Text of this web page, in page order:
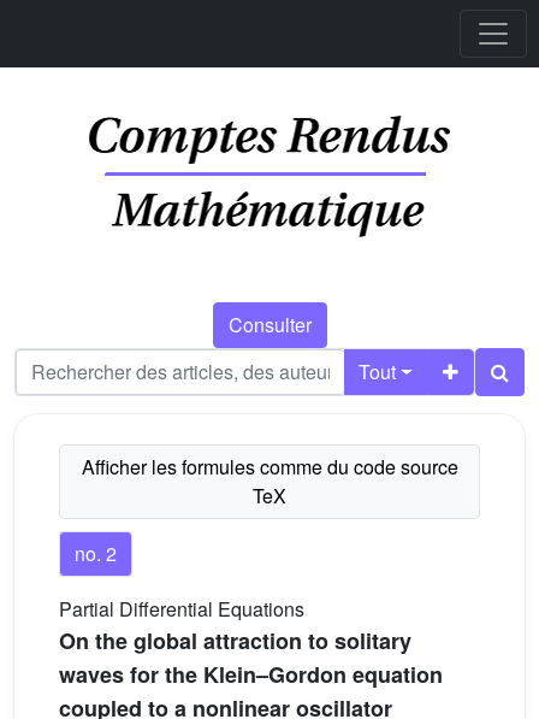
Consulter
Tout
no. 2
Partial Differential Equations
On the global attraction to solitary
waves for the Klein–Gordon equation
coupled to a nonlinear oscillator